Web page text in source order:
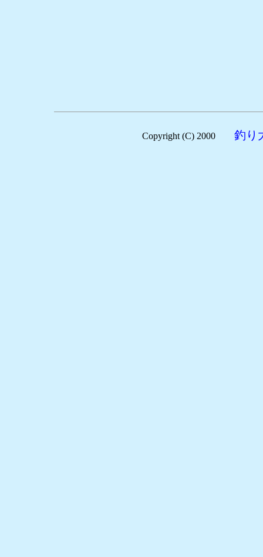
Copyright (C) 2000 釣り